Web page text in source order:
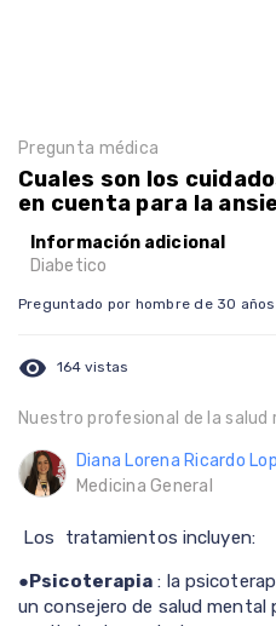
Pregunta médica
Cuales son los
en cuenta para la
Información adicional
Diabetico
Preguntado por hombre de 30 años
visibility 164 vistas
Nuestro profesional de la salud
Diana Lorena Ricardo
Medicina General
Los tratamientos incluyen:
● Psicoterapia : la
un consejero de salud mental